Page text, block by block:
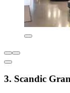
3. Scandic